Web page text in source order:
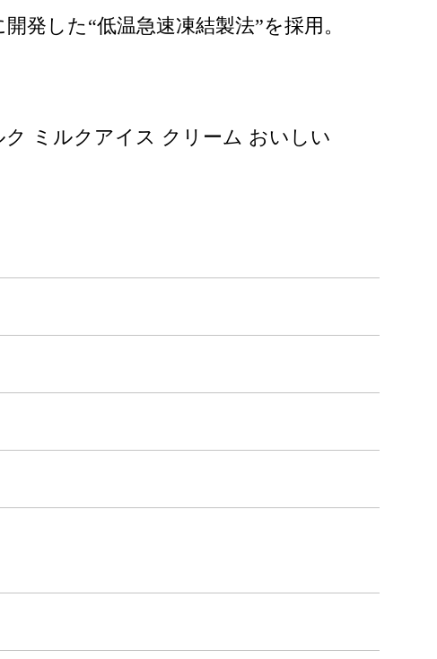
した“低温急速凍結製法”を採用。
ミルクアイス クリーム おいしい